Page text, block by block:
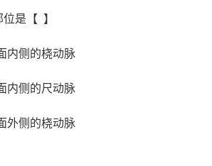
是【 】
内侧的桡动脉
内侧的尺动脉
外侧的桡动脉